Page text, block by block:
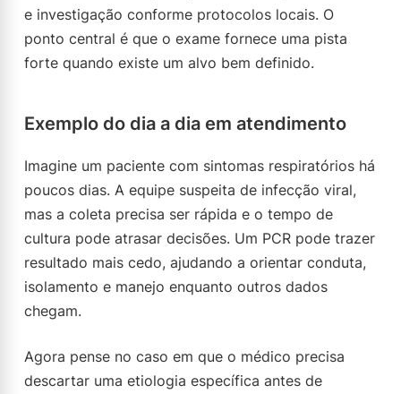
e investigação conforme protocolos locais. O
ponto central é que o exame fornece uma pista
forte quando existe um alvo bem definido.
Exemplo do dia a dia em atendimento
Imagine um paciente com sintomas respiratórios há
poucos dias. A equipe suspeita de infecção viral,
mas a coleta precisa ser rápida e o tempo de
cultura pode atrasar decisões. Um PCR pode trazer
resultado mais cedo, ajudando a orientar conduta,
isolamento e manejo enquanto outros dados
chegam.
Agora pense no caso em que o médico precisa
descartar uma etiologia específica antes de